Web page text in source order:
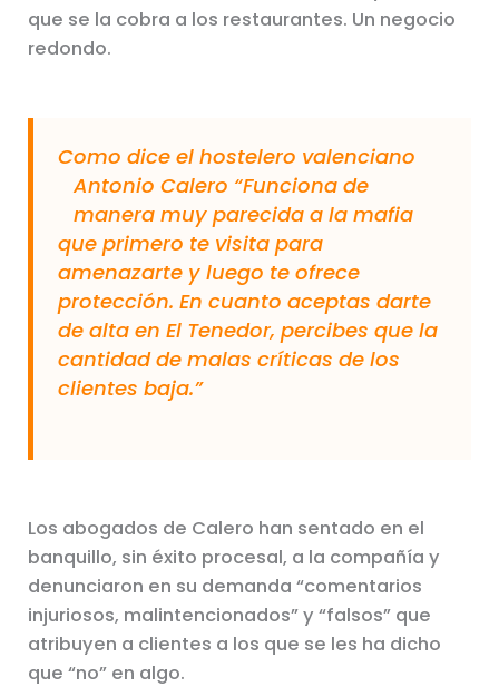
que se la cobra a los restaurantes. Un negocio
redondo.
Como dice el hostelero valenciano
Antonio Calero “Funciona de
manera muy parecida a la mafia
que primero te visita para
amenazarte y luego te ofrece
protección. En cuanto aceptas darte
de alta en El Tenedor, percibes que la
cantidad de malas críticas de los
clientes baja.”
Los abogados de Calero han sentado en el
banquillo, sin éxito procesal, a la compañía y
denunciaron en su demanda “comentarios
injuriosos, malintencionados” y “falsos” que
atribuyen a clientes a los que se les ha dicho
que “no” en algo.